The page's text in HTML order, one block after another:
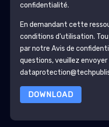
confidentialité.
En demandant cette
conditions d'utilisation.
par notre Avis de
questions, veuillez envoyer
DOWNLOAD